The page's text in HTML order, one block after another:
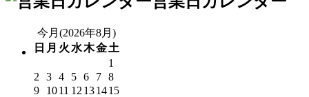
今月(2026年8月)
日 月 火 水木金土
1
2
3 4 5 6 7 8
9
1011 12 131415